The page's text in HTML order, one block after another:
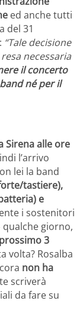
ed anche tutti
del 31
“Tale decisione
necessaria
il concerto
né per il
Sirena alle ore
l’arrivo
lei la band
tastiere),
e
i sostenitori
giorno,
3
volta? Rosalba
non ha
scriverà
da fare su